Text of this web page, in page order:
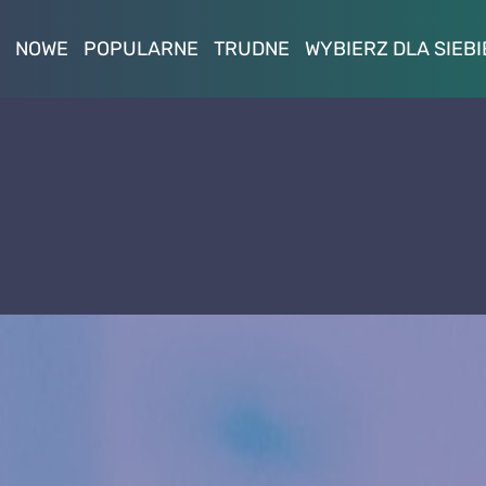
NOWE POPULARNE TRUDNE WYBIERZ DLA